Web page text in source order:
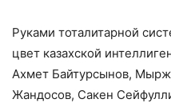
Руками тоталитарной
цвет казахской
Ахмет Байтурсынов,
Жандосов, Сакен